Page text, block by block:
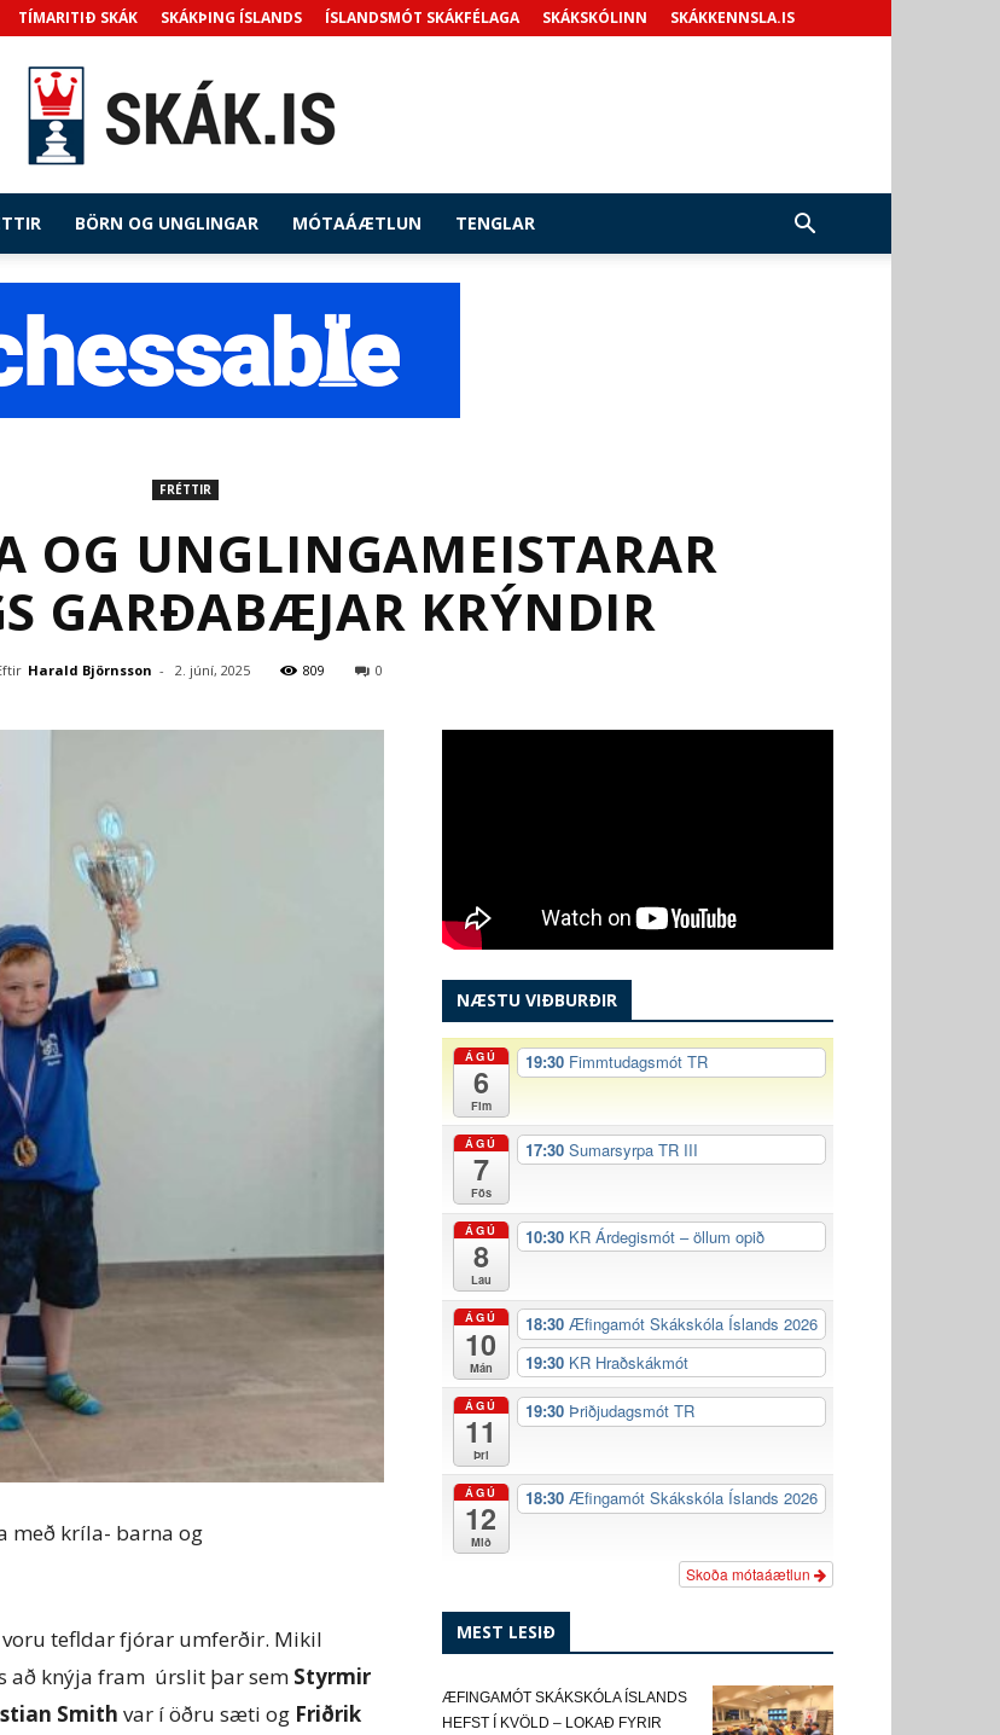
TÍMARITIÐ SKÁK SKÁKÞING ÍSLANDS ÍSLANDSMÓT SKÁKFÉLAGA SKÁKSKÓLINN SKÁKKENNSLA.IS
BÖRN OG UNGLINGAR MÓTAÁÆTLUN TENGLAR
FRÉTTIR
OG UNGLINGAMEISTARAR
GARÐABÆJAR KRÝNDIR
Harald Björnsson - 2. júní, 2025 809 0
með kríla- barna og
tefldar fjórar umferðir. Mikil
að knýja fram úrslit þar sem Styrmir
Smith var í öðru sæti og Friðrik
NÆSTU VIÐBURÐIR
ÁGÚ
6
Fim
19:30 Fimmtudagsmót TR
ÁGÚ
7
Fös
17:30 Sumarsyrpa TR III
ÁGÚ
8
Lau
10:30 KR Árdegismót – öllum opið
ÁGÚ
10
Mán
18:30 Æfingamót Skákskóla Íslands 2026
19:30 KR Hraðskákmót
ÁGÚ
11
Þri
19:30 Þriðjudagsmót TR
ÁGÚ
12
Mið
18:30 Æfingamót Skákskóla Íslands 2026
Skoða mótaáætlun
MEST LESIÐ
ÆFINGAMÓT SKÁKSKÓLA ÍSLANDS
HEFST Í KVÖLD – LOKAÐ FYRIR